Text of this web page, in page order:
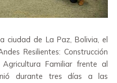
ciudad de La Paz, Bolivia, el
Resilientes: Construcción
Familiar frente al
durante tres días a las